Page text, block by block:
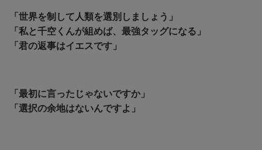
「世界を制して人類を選別しましょう」
「私と千空くんが組めば、最強タッグになる」
「君の返事はイエスです」
「最初に言ったじゃないですか」
「選択の余地はないんですよ」